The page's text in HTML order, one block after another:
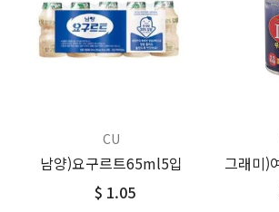
CU
남양)요구르트65ml5입
$ 1.05
그래미)